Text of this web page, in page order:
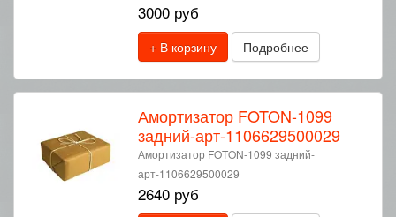
3000 руб
+ В корзину Подробнее
Амортизатор FOTON-1099
задний-арт-1106629500029
Амортизатор FOTON-1099 задний-
арт-1106629500029
2640 руб